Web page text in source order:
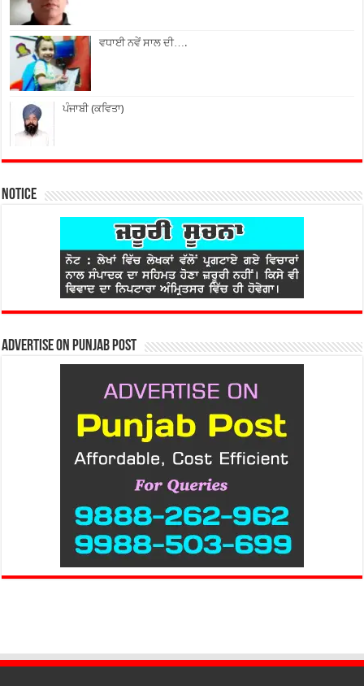
ਵਧਾਈ ਨਵੇਂ ਸਾਲ ਦੀ….
ਪੰਜਾਬੀ (ਕਵਿਤਾ)
Notice
Advertise on Punjab Post